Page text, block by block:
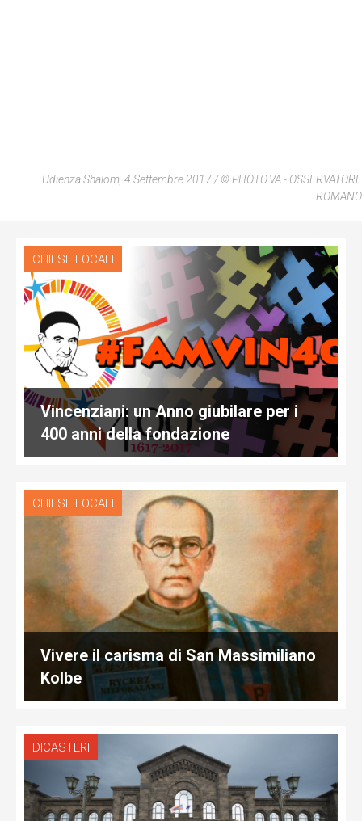
Udienza Shalom, 4 Settembre 2017 / © PHOTO.VA - OSSERVATORE
ROMANO
CHIESE LOCALI
Vincenziani: un Anno giubilare per i
400 anni della fondazione
CHIESE LOCALI
Vivere il carisma di San Massimiliano
Kolbe
DICASTERI